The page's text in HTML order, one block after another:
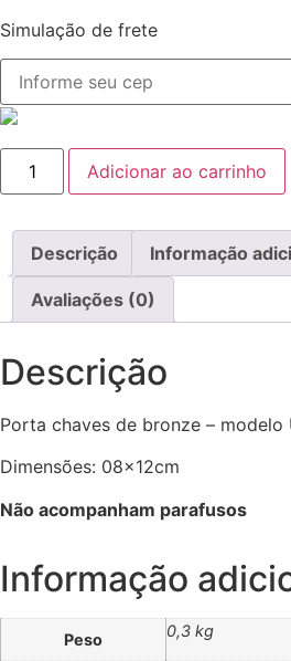
Simulação de frete
Adicionar ao carrinho
Descrição Informação
Avaliações (0)
Descrição
Porta chaves de bronze – modelo
Dimensões: 08x12cm
Não acompanham parafusos
Informação
Peso 0,3 kg